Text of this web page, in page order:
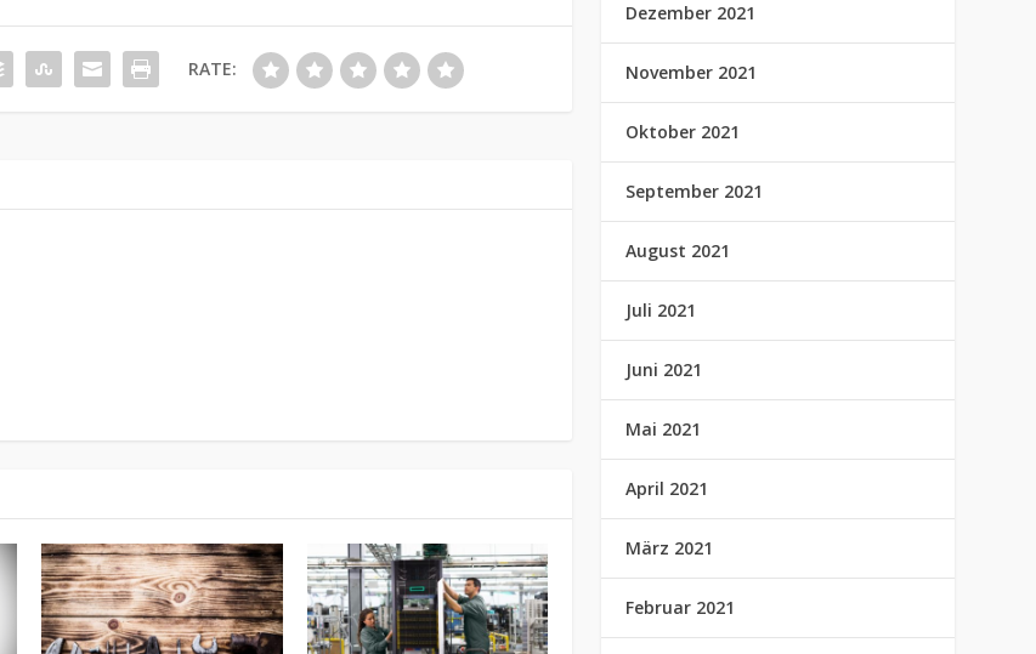
RATE:
Dezember 2021
November 2021
Oktober 2021
September 2021
August 2021
Juli 2021
Juni 2021
Mai 2021
April 2021
März 2021
Februar 2021